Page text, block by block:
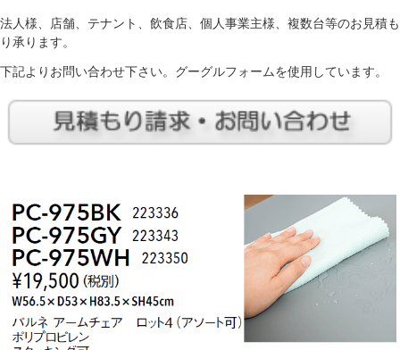
法人様、店舗、テナント、飲食店、個人事業主様、複数台等のお見積も
り承ります。
下記よりお問い合わせ下さい。グーグルフォームを使用しています。